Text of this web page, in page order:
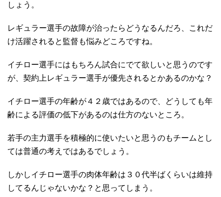
しょう。
レギュラー選手の故障が治ったらどうなるんだろ、これだ
け活躍されると監督も悩みどころですね。
イチロー選手にはもちろん試合にでて欲しいと思うのです
が、契約上レギュラー選手が優先されるとかあるのかな？
イチロー選手の年齢が４２歳ではあるので、どうしても年
齢による評価の低下があるのは仕方のないところ。
若手の主力選手を積極的に使いたいと思うのもチームとし
ては普通の考えではあるでしょう。
しかしイチロー選手の肉体年齢は３０代半ばくらいは維持
してるんじゃないかな？と思ってしまう。